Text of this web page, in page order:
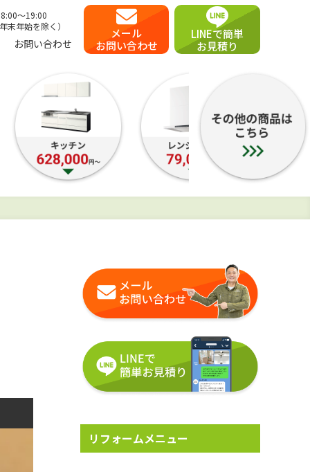
お問い合わせ
〜19:00
末年始を除く）
メール
お問い合わせ
LINEで簡単
お見積り
リフォームメニュー